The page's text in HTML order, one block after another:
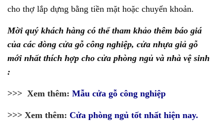
cho thợ lắp dựng bằng tiền mặt hoặc chuyển khoản.
Mời quý khách hàng có thể tham khảo thêm báo giá
của các dòng cửa gỗ công nghiệp, cửa nhựa giả gỗ
mới nhất thích hợp cho cửa phòng ngủ và nhà vệ sinh
:
>>> Xem thêm: Mẫu cửa gỗ công nghiệp
>>> Xem thêm: Cửa phòng ngủ tốt nhất hiện nay.